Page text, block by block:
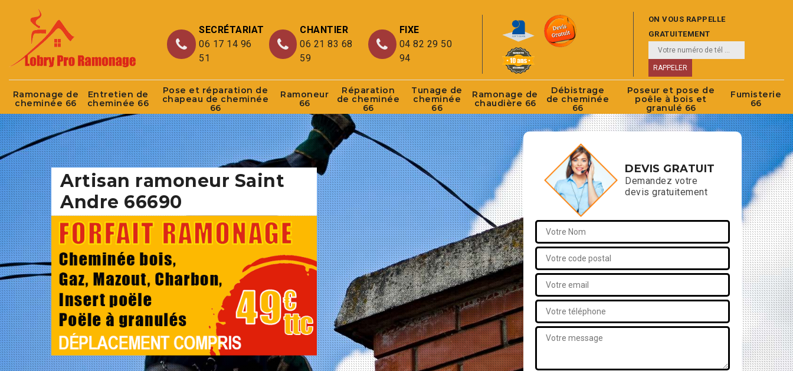
SECRÉTARIAT
06 17 14 96
51
CHANTIER
06 21 83 68
59
FIXE
04 82 29 50
94
ON VOUS RAPPELLE
GRATUITEMENT
Ramonage de
cheminée 66
Entretien de
cheminée 66
Pose et réparation de
chapeau de cheminée
66
Ramoneur
66
Réparation
de cheminée
66
Tunage de
cheminée
66
Ramonage de
chaudière 66
Débistrage
de cheminée
66
Poseur et pose de
poêle à bois et
granulé 66
Fumisterie
66
Artisan ramoneur Saint
Andre 66690
DEVIS GRATUIT
Demandez votre
devis gratuitement